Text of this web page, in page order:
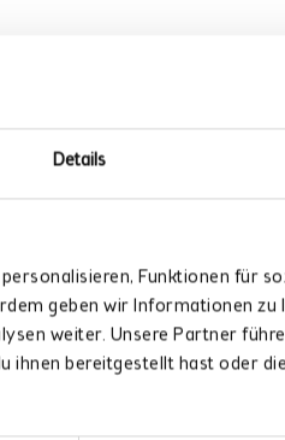
Details
Funktionen für
geben wir Informationen zu
weiter. Unsere Partner
ihnen bereitgestellt hast oder